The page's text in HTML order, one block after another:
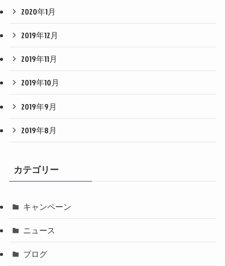
2020年1月
2019年12月
2019年11月
2019年10月
2019年9月
2019年8月
カテゴリー
キャンペーン
ニュース
ブログ